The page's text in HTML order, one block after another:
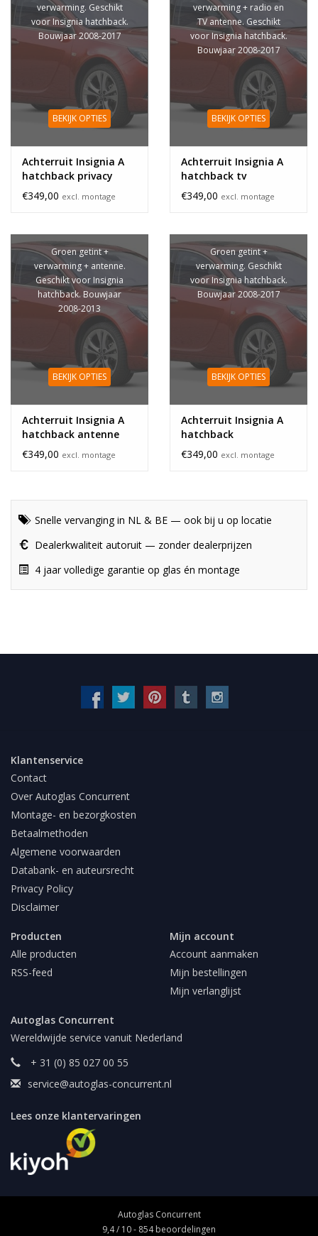
verwarming. Geschikt
voor Insignia hatchback.
Bouwjaar 2008-2017
BEKIJK OPTIES
Achterruit Insignia A
hatchback privacy
glass
€349,00 excl. montage
verwarming + radio en
TV antenne. Geschikt
voor Insignia hatchback.
Bouwjaar 2008-2017
BEKIJK OPTIES
Achterruit Insignia A
hatchback tv
€349,00 excl. montage
Groen getint +
verwarming + antenne.
Geschikt voor Insignia
hatchback. Bouwjaar
2008-2013
BEKIJK OPTIES
Achterruit Insignia A
hatchback antenne
€349,00 excl. montage
Groen getint +
verwarming. Geschikt
voor Insignia hatchback.
Bouwjaar 2008-2017
BEKIJK OPTIES
Achterruit Insignia A
hatchback
€349,00 excl. montage
Snelle vervanging in NL & BE — ook bij u op locatie
Dealerkwaliteit autoruit — zonder dealerprijzen
4 jaar volledige garantie op glas én montage
Klantenservice
Contact
Over Autoglas Concurrent
Montage- en bezorgkosten
Betaalmethoden
Algemene voorwaarden
Databank- en auteursrecht
Privacy Policy
Disclaimer
Producten
Alle producten
RSS-feed
Mijn account
Account aanmaken
Mijn bestellingen
Mijn verlanglijst
Autoglas Concurrent
Wereldwijde service vanuit Nederland
+ 31 (0) 85 027 00 55
service@autoglas-concurrent.nl
Lees onze klantervaringen
Autoglas Concurrent
9,4/ 10- 854beoordelingen